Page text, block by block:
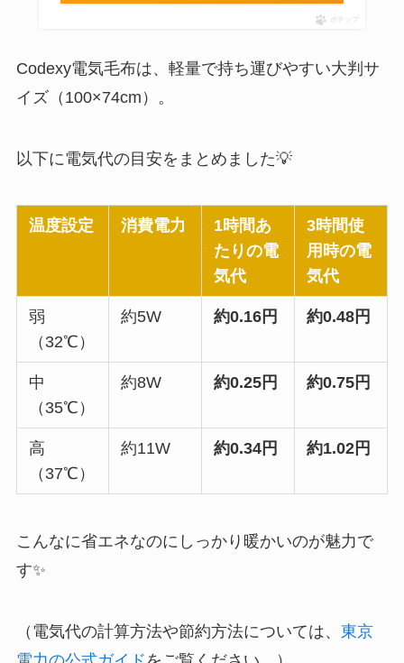
ポチップ
Codexy電気毛布は、軽量で持ち運びやすい大判サ
イズ（100×74cm）。
以下に電気代の目安をまとめました💡
温度設定 消費電力
1時間あ
たりの電
気代
3時間使
用時の電
気代
弱
（32℃）
約5W 約0.16円 約0.48円
中
（35℃）
約8W 約0.25円 約0.75円
高
（37℃）
約11W 約0.34円 約1.02円
こんなに省エネなのにしっかり暖かいのが魅力で
す✨
（電気代の計算方法や節約方法については、 東京